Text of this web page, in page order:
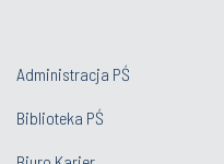
Administracja PŚ
Biblioteka PŚ